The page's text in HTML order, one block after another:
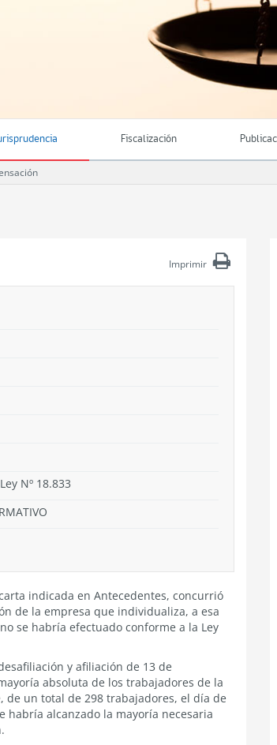
Fiscalización
Imprimir
Nº 18.833
indicada en Antecedentes, concurrió
de la empresa que individualiza, a esa
se habría efectuado conforme a la Ley
y afiliación de 13 de
absoluta de los trabajadores de la
un total de 298 trabajadores, el día de
habría alcanzado la mayoría necesaria